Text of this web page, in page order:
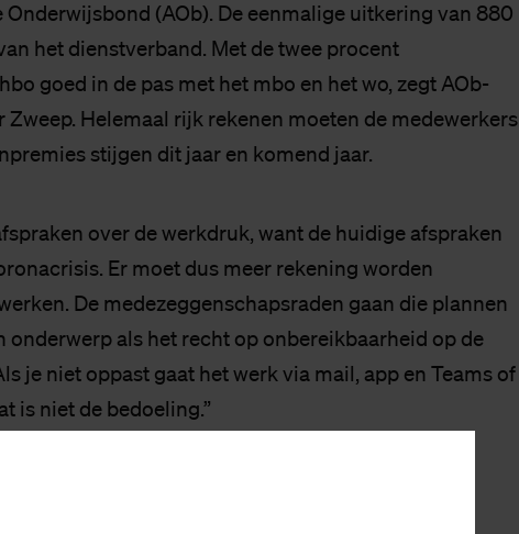
Onderwijsbond (AOb). De eenmalige uitkering van 880
het dienstverband. Met de twee procent
goed in de pas met het mbo en het wo, zegt AOb-
Zweep. Helemaal rijk rekenen moeten de medewerkers
stijgen dit jaar en komend jaar.
over de werkdruk, want de huidige afspraken
Er moet dus meer rekening worden
De medezeggenschapsraden gaan die plannen
onderwerp als het recht op onbereikbaarheid op de
je niet oppast gaat het werk via mail, app en Teams of
is niet de bedoeling.”